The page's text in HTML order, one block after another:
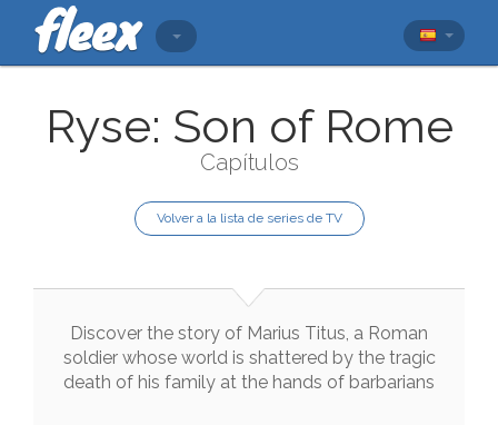
Ryse: Son of Rome
Capítulos
Volver a la lista de series de TV
Discover the story of Marius Titus, a Roman
soldier whose world is shattered by the tragic
death of his family at the hands of barbarians